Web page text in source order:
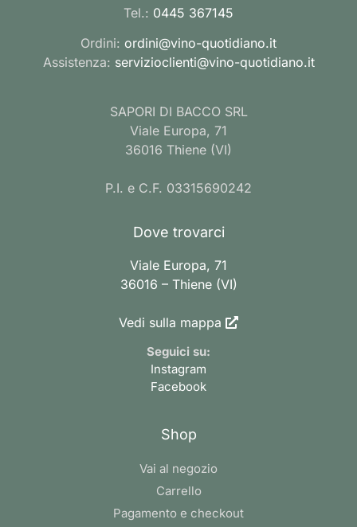
Tel.: 0445 367145
Ordini: ordini@vino-quotidiano.it
Assistenza: servizioclienti@vino-quotidiano.it
SAPORI DI BACCO SRL
Viale Europa, 71
36016 Thiene (VI)
P.I. e C.F. 03315690242
Dove trovarci
Viale Europa, 71
36016 – Thiene (VI)
Vedi sulla mappa
Seguici su:
Instagram
Facebook
Shop
Vai al negozio
Carrello
Pagamento e checkout